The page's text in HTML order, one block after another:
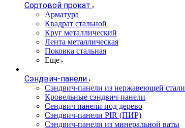
Сортовой прокат
Арматура
Квадрат стальной
Круг металлический
Лента металлическая
Поковка стальная
Еще
Сэндвич-панели
Cэндвич-панели из нержавеющей стали
Кровельные сэндвич-панели
Сендвич панели под дерево
Сэндвич-панели PIR (ПИР)
Сэндвич-панели из минеральной ваты